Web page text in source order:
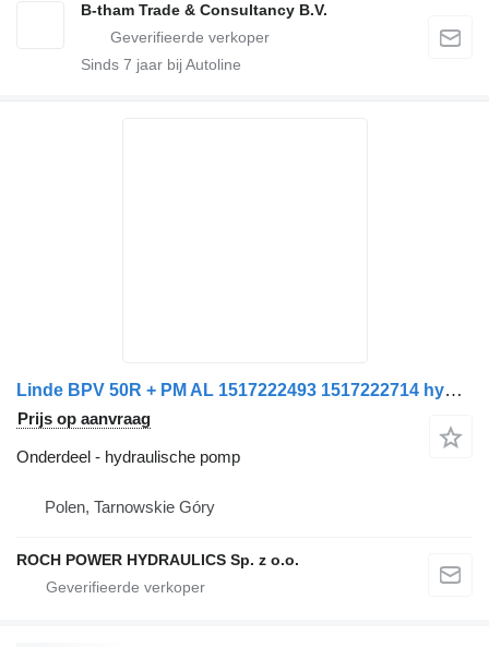
B-tham Trade & Consultancy B.V.
Sinds 7 jaar bij Autoline
Linde BPV 50R + PM AL 1517222493 1517222714 hydraulische pomp voor Schmidt veegmachine
Prijs op aanvraag
Onderdeel - hydraulische pomp
Polen, Tarnowskie Góry
ROCH POWER HYDRAULICS Sp. z o.o.